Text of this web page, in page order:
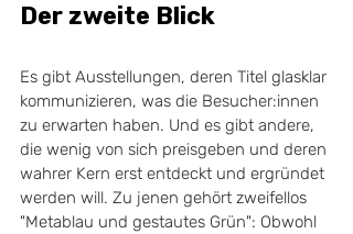
Der zweite Blick
Es gibt Ausstellungen, deren Titel glasklar
kommunizieren, was die Besucher:innen
zu erwarten haben. Und es gibt andere,
die wenig von sich preisgeben und deren
wahrer Kern erst entdeckt und ergründet
werden will. Zu jenen gehört zweifellos
"Metablau und gestautes Grün": Obwohl